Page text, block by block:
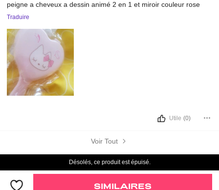
peigneacheveuxadessinanimé 2en 1et miroircouleur rose
Traduire
Utile (0)
Voir Tout
Désolés, ce produit est épuisé.
SIMILAIRES